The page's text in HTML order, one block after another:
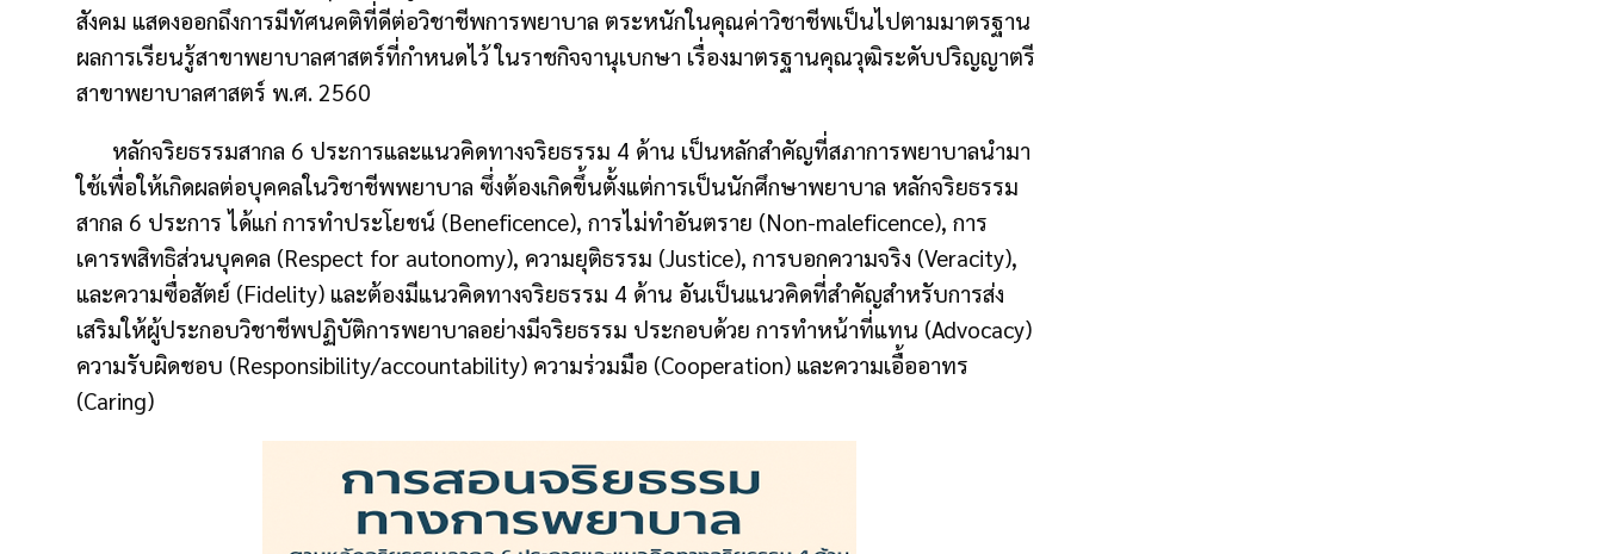
สังคม แสดงออกถึงการมีทัศนคติที่ดีต่อวิชาชีพการพยาบาล ตระหนักในคุณค่าวิชาชีพเป็นไปตามมาตรฐาน
ผลการเรียนรู้สาขาพยาบาลศาสตร์ที่กําหนดไว้ ในราชกิจจานุเบกษา เรื่องมาตรฐานคุณวุฒิระดับปริญญาตรี
สาขาพยาบาลศาสตร์ พ.ศ. 2560
หลักจริยธรรมสากล 6 ประการและแนวคิดทางจริยธรรม 4 ด้าน เป็นหลักสำคัญที่สภาการพยาบาลนำมา
ใช้เพื่อให้เกิดผลต่อบุคคลในวิชาชีพพยาบาล ซึ่งต้องเกิดขึ้นตั้งแต่การเป็นนักศึกษาพยาบาล หลักจริยธรรม
สากล 6 ประการ ได้แก่ การทำประโยชน์ (Beneficence), การไม่ทำอันตราย (Non-maleficence), การ
เคารพสิทธิส่วนบุคคล (Respect for autonomy), ความยุติธรรม (Justice), การบอกความจริง (Veracity),
และความซื่อสัตย์ (Fidelity) และต้องมีแนวคิดทางจริยธรรม 4 ด้าน อันเป็นแนวคิดที่สำคัญสำหรับการส่ง
เสริมให้ผู้ประกอบวิชาชีพปฏิบัติการพยาบาลอย่างมีจริยธรรม ประกอบด้วย การทำหน้าที่แทน (Advocacy)
ความรับผิดชอบ (Responsibility/accountability) ความร่วมมือ (Cooperation) และความเอื้ออาทร
(Caring)